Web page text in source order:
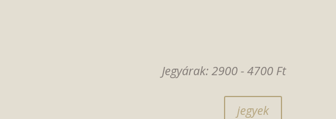
Jegyárak: 2900 - 4700 Ft
jegyek